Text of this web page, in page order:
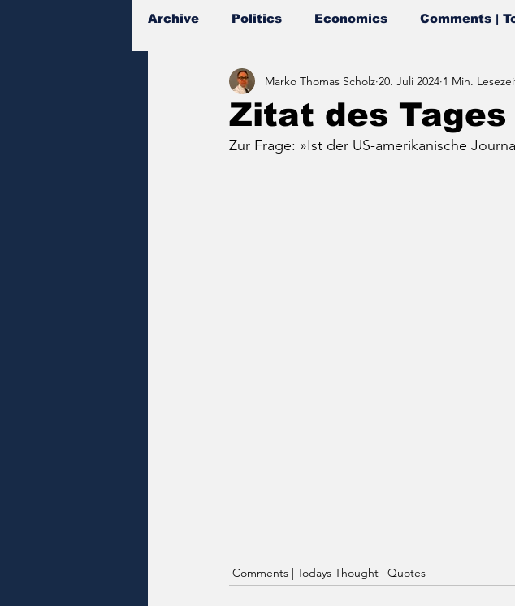
Archive Politics Economics Comments |
Documents
Zitat des
Marko Thomas Scholz 20. Juli 2024 1 Min.
Zur Frage: »Ist der US-amerikanische
Comments | Todays Thought | Quotes